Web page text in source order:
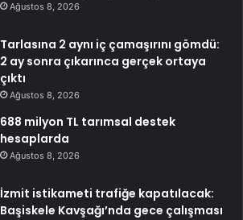
Ağustos 8, 2026
Tarlasına 2 aynı iç çamaşırını gömdü:
2 ay sonra çıkarınca gerçek ortaya
çıktı
Ağustos 8, 2026
688 milyon TL tarımsal destek
hesaplarda
Ağustos 8, 2026
İzmit istikameti trafiğe kapatılacak:
Başiskele Kavşağı’nda gece çalışması